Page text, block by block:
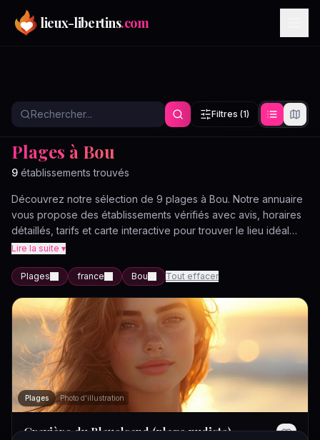
Aller au contenu principal
lieux-libertins.com
Filtres (1)
Annuaire Plages Bou
Plages à Bou
9 établissements trouvés
Découvrez notre sélection de 9 plages à Bou. Notre annuaire
vous propose des établissements vérifiés avec avis, horaires
détaillés, tarifs et carte interactive pour trouver le lieu idéal
près de chez vous.
Lire la suite ▾
Plages france Bou Tout effacer
Plages Photo d'illustration
Gravière du Blauelsand (plage nudiste)